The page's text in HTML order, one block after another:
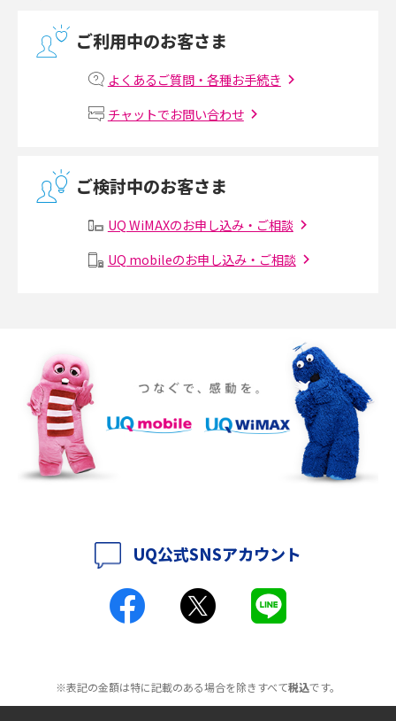
2017年8月(4)
2017年7月(6)
2017年6月(6)
2017年4月(8)
2017年3月(9)
2017年2月(7)
2017年1月(6)
2016年10月(8)
2016年9月(8)
2016年8月(12)
2016年7月(7)
2016年4月(3)
2015年12月(8)
マンションで光回線の利用を始める手順は？設備状況の確認方法も解説
Wi-Fiルーターの設定方法をわかりやすく解説！事前に準備すべきものも紹
無線LANとは？メリット・デメリットや接続方法を解説
メッシュWi-Fiとは？仕組みやメリット・デメリット、中継機との違いを解
ポケット型Wi-Fiをレンタルするメリットとは？選び方や向いている方の特
徴も紹介
持ち運びできるポケット型Wi-Fiのおススメの選び方は？メリット・デメリ
ットも紹介
ポケット型Wi-Fiとは？通信の仕組みやメリット・デメリットを解説
工事不要！置くだけWi-Fiの特徴は？メリット・デメリットや選び方を解説
無制限で利用できるポケット型Wi-Fiは？選び方や通信費を抑える方法も紹
ご利用中のお客さま
よくあるご質問・各種お手続き
チャットでお問い合わせ
ご検討中のお客さま
UQ WiMAXのお申し込み・ご相談
UQ mobileのお申し込み・ご相談
UQ公式SNSアカウント
※表記の金額は特に記載のある場合を除きすべて税込です。